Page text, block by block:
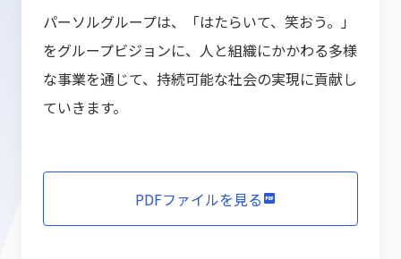
パーソルグループは、「はたらいて、笑おう。」
をグループビジョンに、人と組織にかかわる多様
な事業を通じて、持続可能な社会の実現に貢献し
ていきます。
PDFファイルを見る